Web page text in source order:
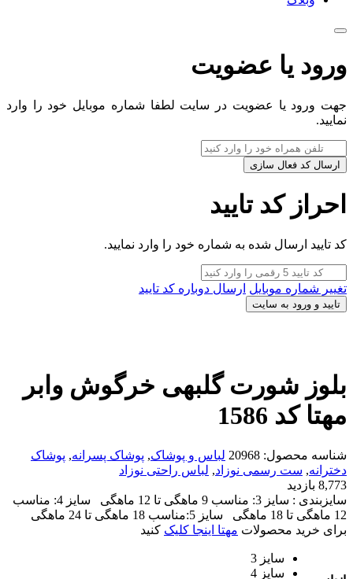
ورود یا عضویت
جهت ورود یا عضویت در سایت لطفا شماره موبایل خود را وارد
نمایید.
ارسال کد فعال سازی
احراز کد تایید
کد تایید ارسال شده به شماره خود را وارد نمایید.
تغییر شماره موبایل ارسال دوباره کد تایید
تایید و ورود به سایت
بلوز شورت گلبهی خرگوش وابر
مهتا کد 1586
شناسه محصول: 20968 لباس و پوشاک, پوشاک پسرانه, پوشاک
دخترانه, ست رسمی نوزاد, لباس راحتی نوزاد
8,773 بازدید
سایزبندی : سایز 3: مناسب 9 ماهگی تا 12 ماهگی سایز 4: مناسب
12 ماهگی تا 18 ماهگی سایز 5:مناسب 18 ماهگی تا 24 ماهگی
برای خرید محصولات مهتا اینجا کلیک کنید
سایز 3
سایز 4